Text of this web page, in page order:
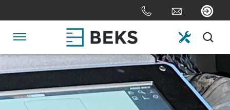
to
Jump
the
navigation
HOME
OM OSS